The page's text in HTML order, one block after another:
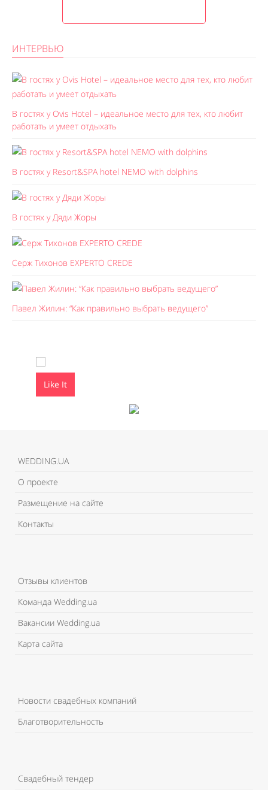
ИНТЕРВЬЮ
В гостях у Ovis Hotel – идеальное место для тех, кто любит
работать и умеет отдыхать
В гостях у Resort&SPA hotel NEMO with dolphins
В гостях у Дяди Жоры
Серж Тихонов EXPERTO CREDE
Павел Жилин: “Как правильно выбрать ведущего”
Like It
WEDDING.UA
О проекте
Размещение на сайте
Контакты
Отзывы клиентов
Команда Wedding.ua
Вакансии Wedding.ua
Карта сайта
Новости свадебных компаний
Благотворительность
Свадебный тендер